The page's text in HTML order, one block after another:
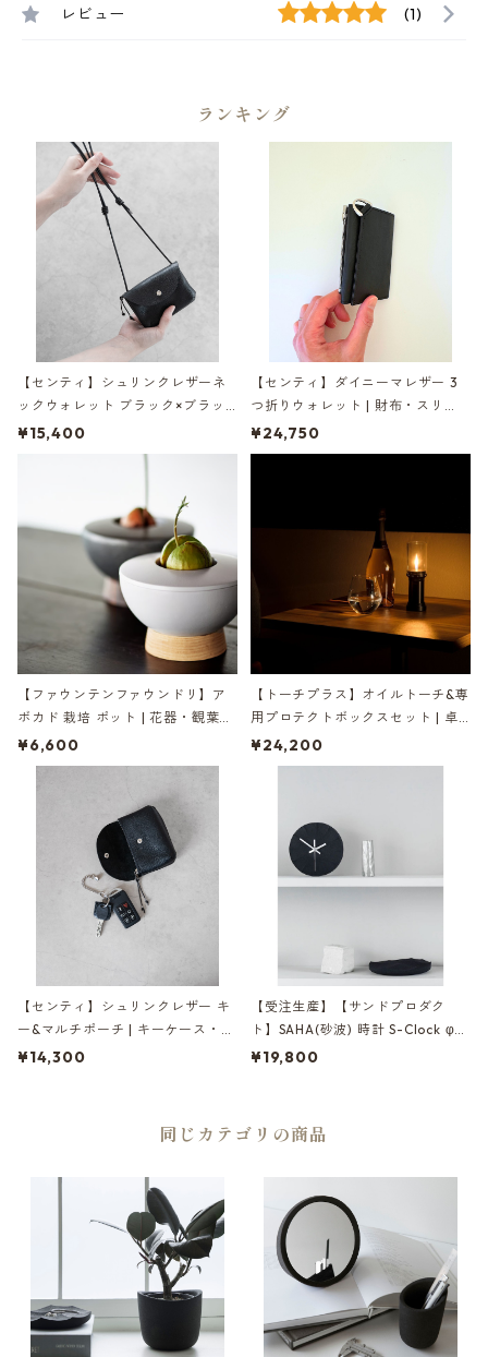
レビュー (1)
ランキング
【センティ】シュリンクレザーネ
ックウォレット ブラック×ブラッ
ク | 財布・首掛け・本革 | SENTI |
[INASENA(イナセナ)]
¥15,400
【センティ】ダイニーマレザー 3
つ折りウォレット | 財布・スリ
ム・薄型 | SENTI | [INASENA(イナ
セナ)]
¥24,750
【ファウンテンファウンドリ】ア
ボカド 栽培 ポット | 花器・観葉植
物・インテリア | FOUNTAIN/FOU
NDRY AVOCADO POT | [INASEN
¥6,600
【トーチプラス】オイルトーチ&専
用プロテクトボックスセット | 卓
上トーチ・アウトドア・キャンプ |
TORCH+ | [INASENA(イナセナ)]
¥24,200
【センティ】シュリンクレザー キ
ー&マルチポーチ | キーケース・小
物入れ・本革 | SENTI | [INASENA
¥14,300
【受注生産】【サンドプロダク
ト】SAHA(砂波) 時計 S-Clock φ2
00 | 掛け時計・インテリア・黒砂
¥19,800
同じカテゴリの商品